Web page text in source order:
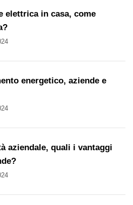
elettrica in casa, come
energetico, aziende e
aziendale, quali i vantaggi